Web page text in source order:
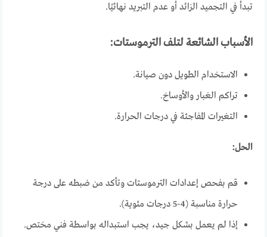
تبدأ في التجميد الزائد أو عدم التبريد نهائيًا.
الأسباب الشائعة لتلف الترموستات:
الاستخدام الطويل دون صيانة.
تراكم الغبار والأوساخ.
التغيرات المفاجئة في درجات الحرارة.
الحل:
قم بفحص إعدادات الترموستات وتأكد من ضبطه على درجة
حرارة مناسبة (4-5 درجات مئوية).
إذا لم يعمل بشكل جيد، يجب استبداله بواسطة فني مختص.